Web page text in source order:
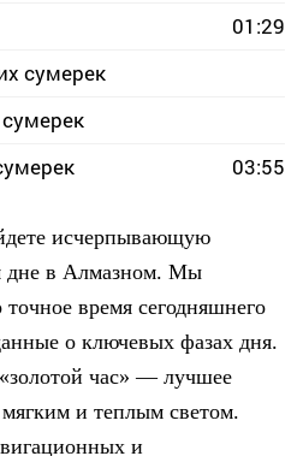
01:29
сумерек
03:55
исчерпывающую
дне в Алмазном. Мы
точное время сегодняшнего
о ключевых фазах дня.
«золотой час» — лучшее
и теплым светом.
и